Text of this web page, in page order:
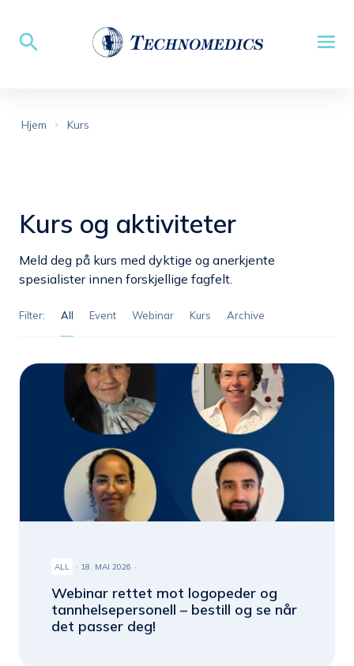
Hjem Kurs
Kurs og aktiviteter
Meld deg på kurs med dyktige og anerkjente
spesialister innen forskjellige fagfelt.
Filter: all event webinar kurs archive
ALL 18. MAI 2026
Webinar rettet mot logopeder og
tannhelsepersonell – bestill og se når
det passer deg!